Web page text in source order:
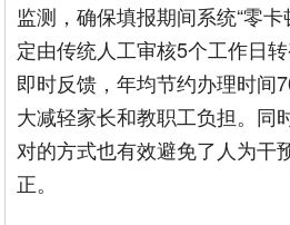
监测，确保填报期间系统“零
定由传统人工审核5个工作日转
即时反馈，年均节约办理时间
大减轻家长和教职工负担。同
对的方式也有效避免了人为干
正。